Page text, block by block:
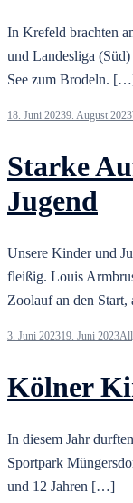
In Krefeld brachten
und Landesliga
See zum Brodeln.
18. Juni 20239. August 2023
Starke
Jugend
Unsere Kinder und
fleißig. Louis
Zoolauf an den
3. Juni 202319. Juni 2023
Kölner
In diesem Jahr
Sportpark
und 12 Jahren […]